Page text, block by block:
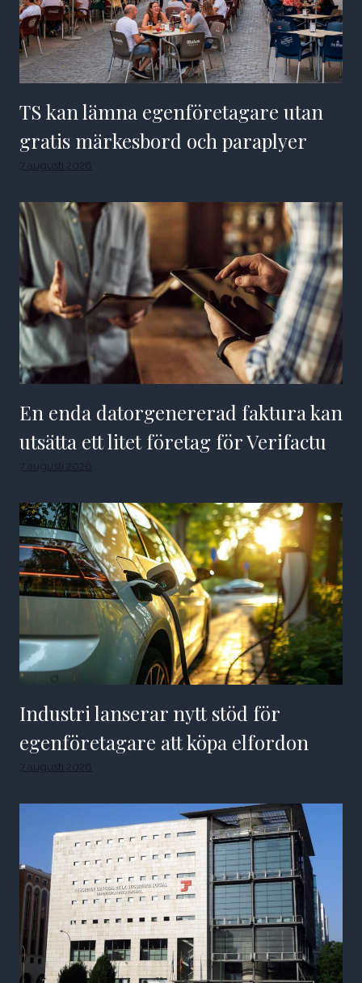
TS kan lämna egenföretagare utan
gratis märkesbord och paraplyer
7 augusti 2026
En enda datorgenererad faktura kan
utsätta ett litet företag för Verifactu
7 augusti 2026
Industri lanserar nytt stöd för
egenföretagare att köpa elfordon
7 augusti 2026